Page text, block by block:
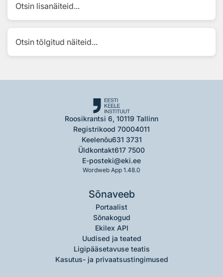
Otsin lisanäiteid...
Otsin tõlgitud näiteid...
Roosikrantsi 6, 10119 Tallinn
Registrikood 70004011
Keelenõu631 3731
Üldkontakt617 7500
E-posteki@eki.ee
Wordweb App 1.48.0
Sõnaveeb
Portaalist
Sõnakogud
Ekilex API
Uudised ja teated
Ligipääsetavuse teatis
Kasutus- ja privaatsustingimused